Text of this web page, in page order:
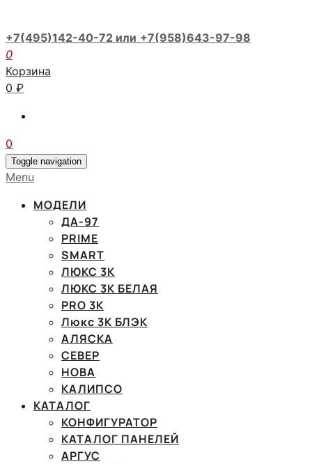
+7(495)142-40-72 или +7(958)643-97-98
0
Корзина
0 ₽
0
Toggle navigation
Menu
МОДЕЛИ
ДА-97
PRIME
SMART
ЛЮКС 3К
ЛЮКС 3К БЕЛАЯ
PRO 3K
Люкс 3К БЛЭК
АЛЯСКА
СЕВЕР
НОВА
КАЛИПСО
КАТАЛОГ
КОНФИГУРАТОР
КАТАЛОГ ПАНЕЛЕЙ
АРГУС